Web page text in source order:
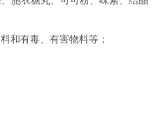
和有毒、有害物料等；